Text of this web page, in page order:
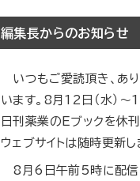
編集長からのお知らせ
いつもご愛読頂き、あ
います。8月12日（水）～
日刊薬業のEブックを休刊
ウェブサイトは随時更新し
8月6日午前5時に配信